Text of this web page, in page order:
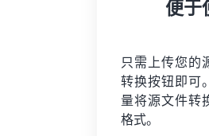
便于
只需上传您的
转换按钮即可
量将源文件转
格式。